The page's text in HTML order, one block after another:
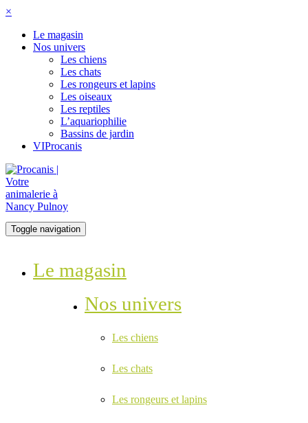
×
Le magasin
Nos univers
Les chiens
Les chats
Les rongeurs et lapins
Les oiseaux
Les reptiles
L’aquariophilie
Bassins de jardin
VIProcanis
Toggle navigation
Le magasin
Nos univers
Les chiens
Les chats
Les rongeurs et lapins